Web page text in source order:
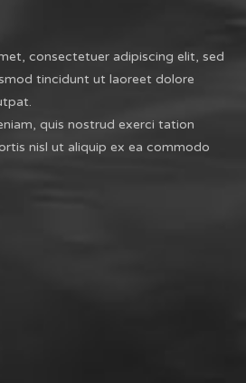
consectetuer adipiscing elit, sed
tincidunt ut laoreet dolore
quis nostrud exerci tation
nisl ut aliquip ex ea commodo